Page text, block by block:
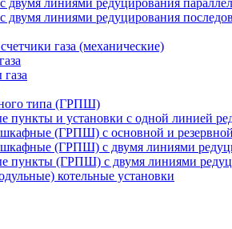
двумя линиями редуцирования
двумя линиями редуцирования
газа (механические)
типа (ГРПШ)
пункты и установки c одной линией
шкафные (ГРПШ) с основной и
шкафные (ГРПШ) с двумя линиями
пункты (ГРПШ) c двумя линиями
котельные установки